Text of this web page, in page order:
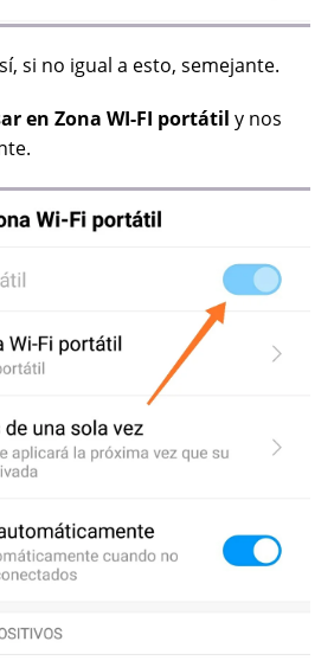
si no igual a esto, semejante.
en Zona WI-FI portátil y nos